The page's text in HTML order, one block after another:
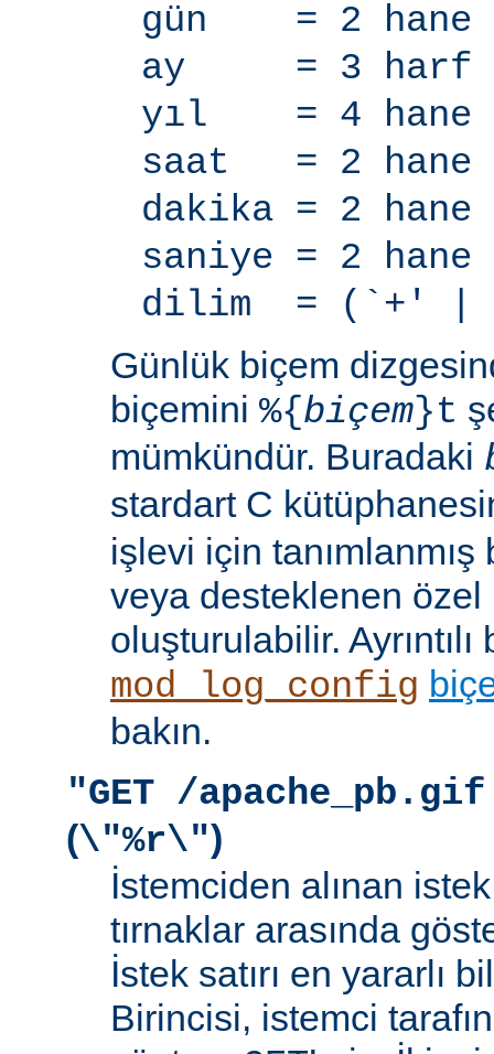
gün = 2 hane
ay = 3 harf
yıl = 4 hane
saat = 2 hane
dakika = 2 hane
saniye = 2 hane
dilim = (`+' |
Günlük biçem
biçemini %{ biçem }t
mümkündür. Buradaki
stardart C
işlevi için
veya desteklenen
oluşturulabilir.
mod_log_config
bakın.
"GET /
(\"%r\")
İstemciden alınan istek
tırnaklar arasında
İstek satırı en yararlı
Birincisi, istemci